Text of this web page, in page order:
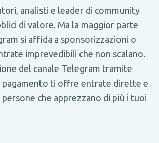
analisti e leader di community
di valore. Ma la maggior parte
si affida a sponsorizzazioni o
imprevedibili che non scalano.
del canale Telegram tramite
pagamento ti offre entrate dirette e
che apprezzano di più i tuoi